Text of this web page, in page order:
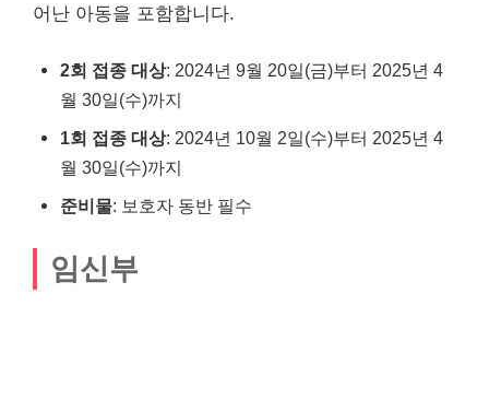
어난 아동을 포함합니다.
2회 접종 대상: 2024년 9월 20일(금)부터 2025년 4
월 30일(수)까지
1회 접종 대상: 2024년 10월 2일(수)부터 2025년 4
월 30일(수)까지
준비물: 보호자 동반 필수
임신부